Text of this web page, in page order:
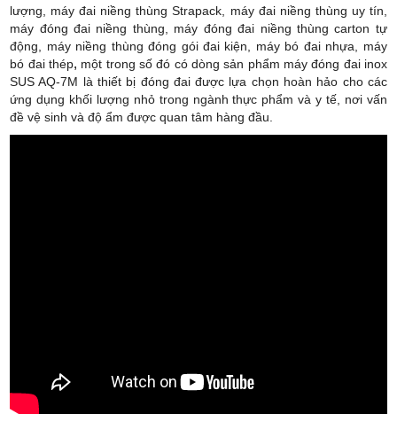
lượng, máy đai niềng thùng Strapack, máy đai niềng thùng uy tín,
máy đóng đai niềng thùng, máy đóng đai niềng thùng carton tự
động, máy niềng thùng đóng gói đai kiện, máy bó đai nhựa, máy
bó đai thép, một trong số đó có dòng sản phẩm máy đóng đai inox
SUS AQ-7M là thiết bị đóng đai được lựa chọn hoàn hảo cho các
ứng dụng khối lượng nhỏ trong ngành thực phẩm và y tế, nơi vấn
đề vệ sinh và độ ẩm được quan tâm hàng đầu.